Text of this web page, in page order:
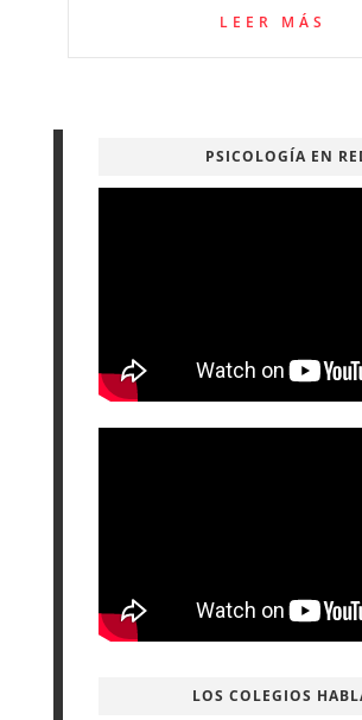
LEER MÁS
PSICOLOGÍA EN
LOS COLEGIOS